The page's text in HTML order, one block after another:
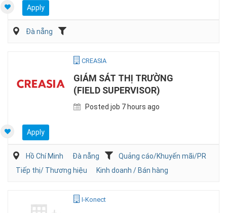
Apply
Đà nẵng
CREASIA
GIÁM SÁT THỊ TRƯỜNG
(FIELD SUPERVISOR)
Posted job 7 hours ago
Apply
Hồ Chí Minh Đà nẵng
Quảng cáo/Khuyến mãi/PR
Tiếp thị/ Thương hiệu
Kinh doanh / Bán hàng
I-Konect